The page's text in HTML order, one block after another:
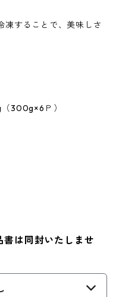
凍することで、美味しさ
300g×6Ｐ）
は同封いたしませ